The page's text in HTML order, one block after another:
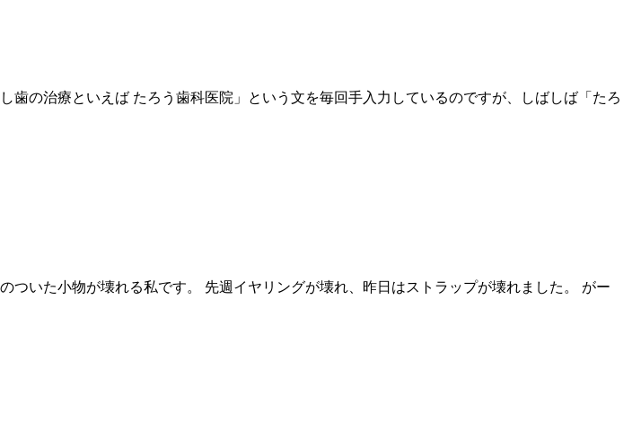
治療といえば たろう歯科医院」という文を毎回手入力しているのですが、しばしば「たろ
いた小物が壊れる私です。 先週イヤリングが壊れ、昨日はストラップが壊れました。 がー